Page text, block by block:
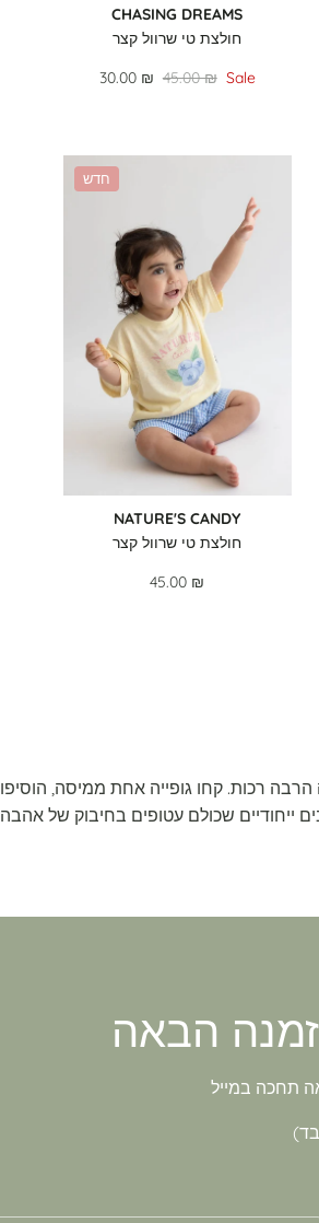
CHASING DREAMS
חולצת טי שרוול קצר
30.00 ₪ 45.00 ₪ Sale
חדש
NATURE'S CANDY
חולצת טי שרוול קצר
45.00 ₪
רכות. קחו גופייה אחת ממיסה, הוסיפו
תחכה במייל